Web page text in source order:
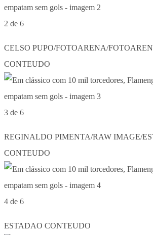
2 de 6
CELSO PUPO/FOTOARENA/
CONTEUDO
3 de 6
REGINALDO PIMENTA/RAW IMAGE/
CONTEUDO
4 de 6
ESTADAO CONTEUDO